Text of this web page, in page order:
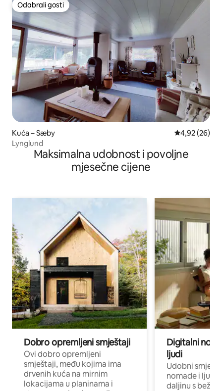
Odabrali gosti
Odabrali gosti
Kuća – Sæby Prosječna
4,92 (26)
Lynglund
Maksimalna udobnost i povoljne
mjesečne cijene
Dobro opremljeni smještaji
Ovi dobro opremljeni
smještaji, među kojima ima
drvenih kuća na mirnim
lokacijama u planinama i
Digitalni
ljudi
Udobni
nomade i ljude
daljinu s